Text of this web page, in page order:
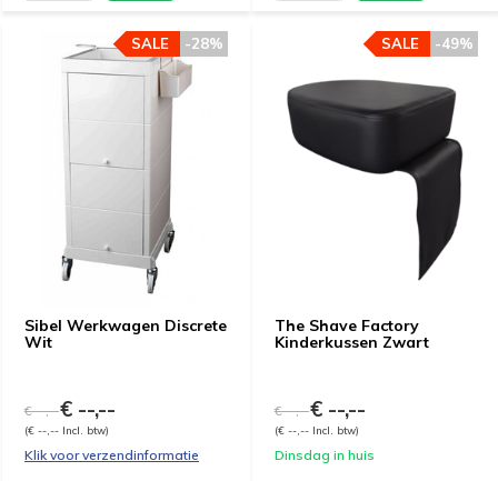
Sibel Werkwagen Discrete
Wit
-28%
SALE
€ --,--€ --,--
(€ --,-- Incl. btw)
Klik voor verzendinformatie
The Shave Factory
Kinderkussen Zwart
-49%
SALE
€ --,--€ --,--
(€ --,-- Incl. btw)
Dinsdag in huis